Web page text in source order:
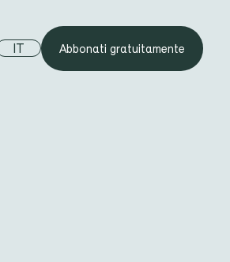
IT Abbonati gratuitamente